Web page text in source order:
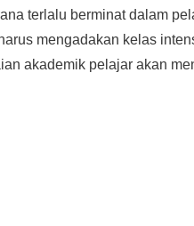
terlalu berminat dalam
mengadakan kelas
akademik pelajar akan